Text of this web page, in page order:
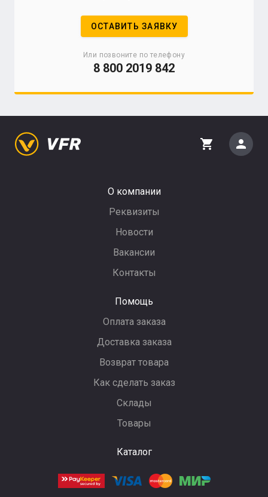
ОСТАВИТЬ ЗАЯВКУ
Или позвоните по телефону
8 800 2019 842
О компании
Реквизиты
Новости
Вакансии
Контакты
Помощь
Оплата заказа
Доставка заказа
Возврат товара
Как сделать заказ
Склады
Товары
Каталог
shopping_cart person